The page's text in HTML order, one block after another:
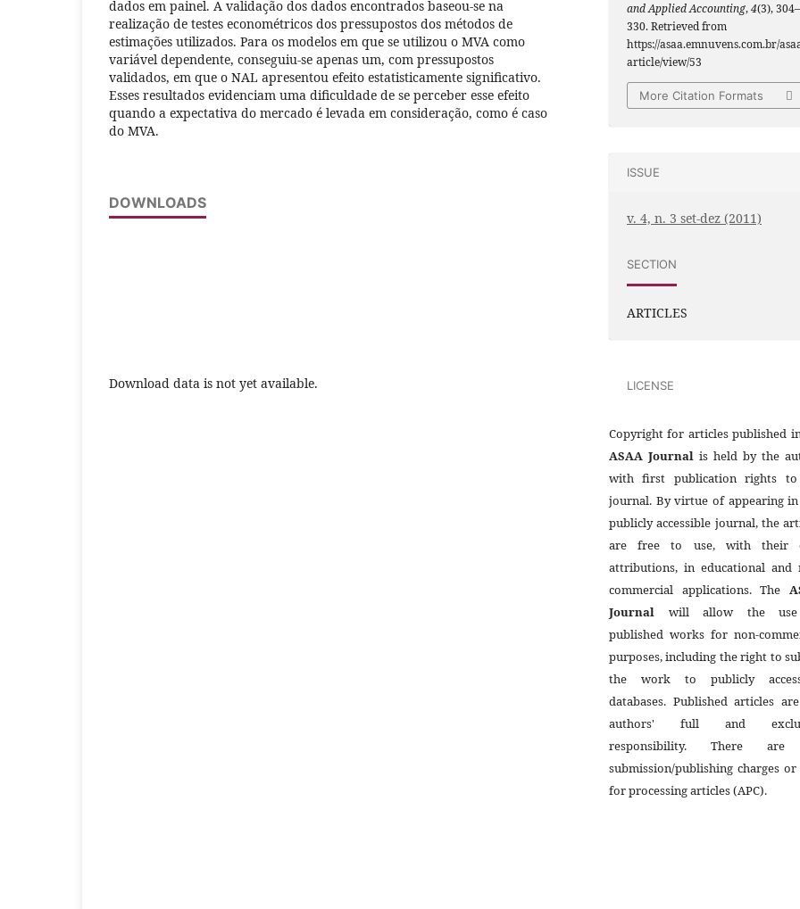
dados em painel. A validação dos dados encontrados baseou-se na
realização de testes econométricos dos pressupostos dos métodos de
estimações utilizados. Para os modelos em que se utilizou o MVA como
variável dependente, conseguiu-se apenas um, com pressupostos
validados, em que o NAL apresentou efeito estatisticamente significativo.
Esses resultados evidenciam uma dificuldade de se perceber esse efeito
quando a expectativa do mercado é levada em consideração, como é caso
do MVA.
DOWNLOADS
Download data is not yet available.
and Applied Accounting,4(3), 304–
330. Retrieved from
https://asaa.emnuvens.com.br/
article/view/53
More Citation Formats
ISSUE
v. 4, n. 3 set-dez (2011)
SECTION
ARTICLES
LICENSE
Copyright for articles published
ASAA Journal is held by the
with first publication rights
journal. By virtue of appearing
publicly accessible journal, the
are free to use, with their
attributions, in educational and
commercial applications. The
Journal will allow the
published works for non-
purposes, including the right to
the work to publicly
databases. Published articles
authors' full and
responsibility. There
submission/publishing charges or
for processing articles (APC).